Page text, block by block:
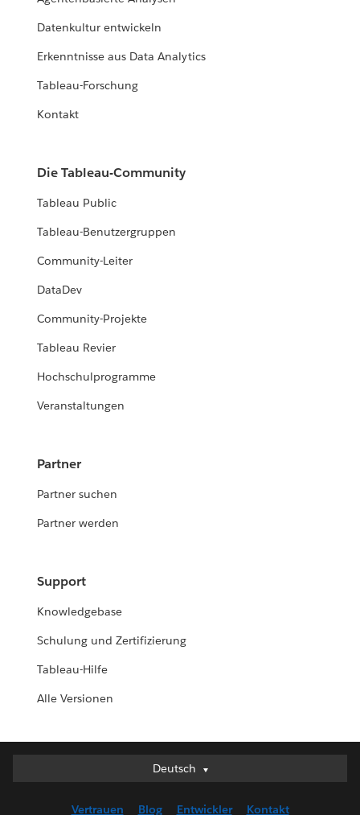
Datenkultur entwickeln
Erkenntnisse aus Data Analytics
Tableau-Forschung
Kontakt
Die Tableau-Community
Tableau Public
Tableau-Benutzergruppen
Community-Leiter
DataDev
Community-Projekte
Tableau Revier
Hochschulprogramme
Veranstaltungen
Partner
Partner suchen
Partner werden
Support
Knowledgebase
Schulung und Zertifizierung
Tableau-Hilfe
Alle Versionen
Deutsch
Deutsch
English (US)
Vertrauen Blog Entwickler Kontakt